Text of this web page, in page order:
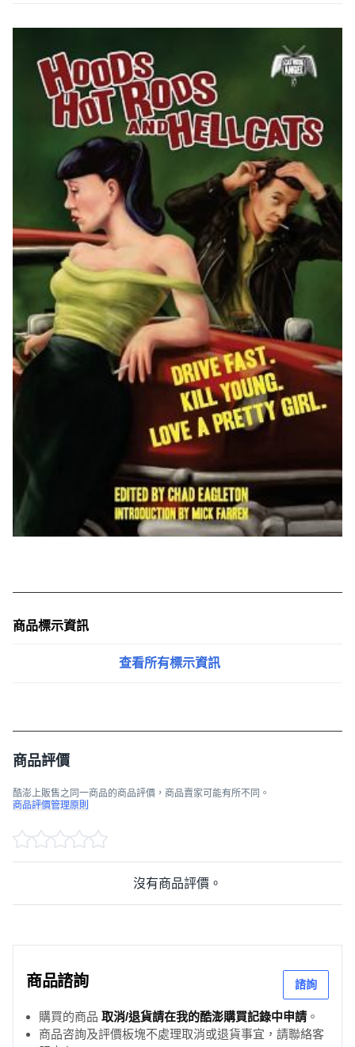
商品標示資訊
查看所有標示資訊
商品評價
酷澎上販售之同一商品的商品評價，商品賣家可能有所不同。
商品評價管理原則
沒有商品評價。
商品諮詢 諮詢
購買的商品 取消/退貨請在我的酷澎購買記錄中申請 。
商品咨詢及評價板塊不處理取消或退貨事宜，請聯絡客